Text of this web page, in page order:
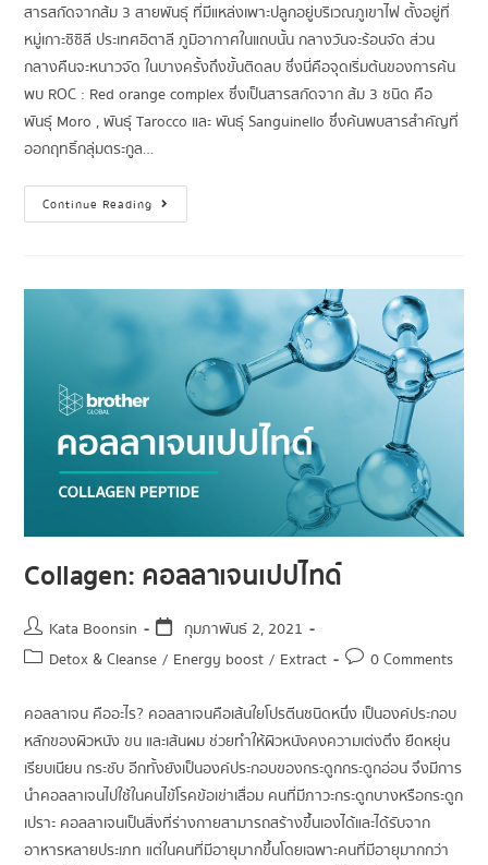
สารสกัดจากส้ม 3 สายพันธุ์ ที่มีแหล่งเพาะปลูกอยู่บริเวณภูเขาไฟ ตั้งอยู่ที่
หมู่เกาะซิซิลี ประเทศอิตาลี ภูมิอากาศในแถบนั้น กลางวันจะร้อนจัด ส่วน
กลางคืนจะหนาวจัด ในบางครั้งถึงขั้นติดลบ ซึ่งนี่คือจุดเริ่มต้นของการค้น
พบ ROC : Red orange complex ซึ่งเป็นสารสกัดจาก ส้ม 3 ชนิด คือ
พันธุ์ Moro , พันธุ์ Tarocco และ พันธุ์ Sanguinello ซึ่งค้นพบสารสำคัญที่
ออกฤทธิ์กลุ่มตระกูล…
Continue Reading
Collagen: คอลลาเจนเปปไทด์
Kata Boonsin
กุมภาพันธ์ 2, 2021
Detox & Cleanse / Energy boost / Extract 0 Comments
คอลลาเจน คืออะไร? คอลลาเจนคือเส้นใยโปรตีนชนิดหนึ่ง เป็นองค์ประกอบ
หลักของผิวหนัง ขน และเส้นผม ช่วยทำให้ผิวหนังคงความเต่งตึง ยืดหยุ่น
เรียบเนียน กระชับ อีกทั้งยังเป็นองค์ประกอบของกระดูกกระดูกอ่อน จึงมีการ
นำคอลลาเจนไปใช้ในคนไข้โรคข้อเข่าเสื่อม คนที่มีภาวะกระดูกบางหรือกระดูก
เปราะ คอลลาเจนเป็นสิ่งที่ร่างกายสามารถสร้างขึ้นเองได้และได้รับจาก
อาหารหลายประเภท แต่ในคนที่มีอายุมากขึ้นโดยเฉพาะคนที่มีอายุมากกว่า